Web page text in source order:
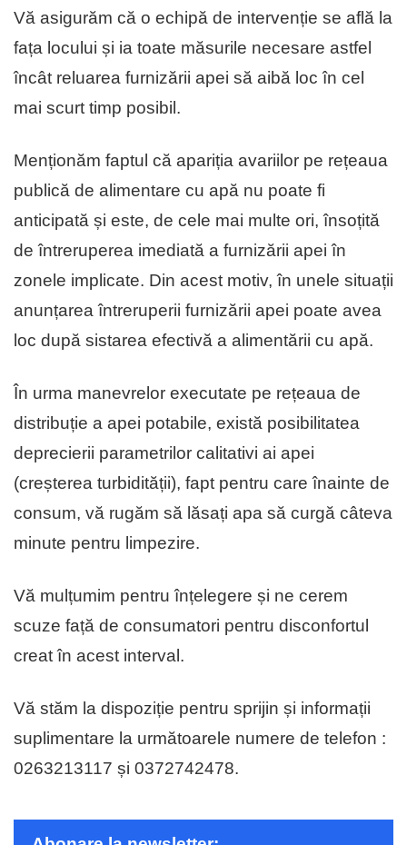
Vă asigurăm că o echipă de intervenție se află la
fața locului și ia toate măsurile necesare astfel
încât reluarea furnizării apei să aibă loc în cel
mai scurt timp posibil.
Menționăm faptul că apariția avariilor pe rețeaua
publică de alimentare cu apă nu poate fi
anticipată și este, de cele mai multe ori, însoțită
de întreruperea imediată a furnizării apei în
zonele implicate. Din acest motiv, în unele situații
anunțarea întreruperii furnizării apei poate avea
loc după sistarea efectivă a alimentării cu apă.
În urma manevrelor executate pe rețeaua de
distribuție a apei potabile, există posibilitatea
deprecierii parametrilor calitativi ai apei
(creșterea turbidității), fapt pentru care înainte de
consum, vă rugăm să lăsați apa să curgă câteva
minute pentru limpezire.
Vă mulțumim pentru înțelegere și ne cerem
scuze față de consumatori pentru disconfortul
creat în acest interval.
Vă stăm la dispoziție pentru sprijin și informații
suplimentare la următoarele numere de telefon :
0263213117 și 0372742478.